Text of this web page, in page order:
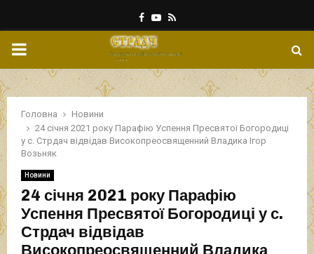
Facebook
Youtube
Rss
PRIMARY
MENU
Головна
Новини
24 січня 2021 року Парафію Успення Пресвятої Богородиці
у с. Стрдач відвідав Високопреосвященний Владика Ігор
Возьняк
Новини
24 січня 2021 року Парафію
Успення Пресвятої Богородиці у с.
Стрдач відвідав
Високопреосвященний Владика